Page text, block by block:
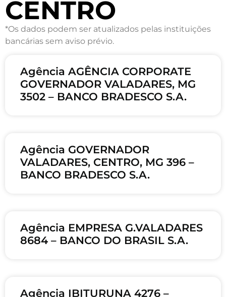
CENTRO
*Os dados podem ser atualizados pelas instituições
bancárias sem aviso prévio.
Agência AGÊNCIA CORPORATE
GOVERNADOR VALADARES, MG
3502 – BANCO BRADESCO S.A.
Agência GOVERNADOR
VALADARES, CENTRO, MG 396 –
BANCO BRADESCO S.A.
Agência EMPRESA G.VALADARES
8684 – BANCO DO BRASIL S.A.
Agência IBITURUNA 4276 –